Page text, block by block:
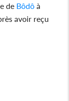
de Bôdô à
avoir reçu